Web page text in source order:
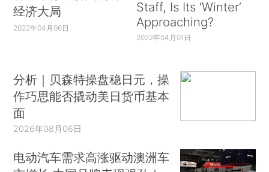
经济大局
2022年04月06日
Staff, Is Its ‘Winter’
Approaching?
2022年04月01日
分析｜贝森特操盘稳日元，操
作巧思能否撬动美日货币基本
面
2026年08月06日
电动汽车需求高涨驱动澳洲车